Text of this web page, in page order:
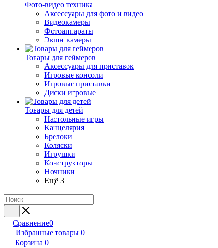
Фото-видео техника
Аксессуары для фото и видео
Видеокамеры
Фотоаппараты
Экшн-камеры
Товары для геймеров
Аксессуары для приставок
Игровые консоли
Игровые приставки
Диски игровые
Товары для детей
Настольные игры
Канцелярия
Брелоки
Коляски
Игрушки
Конструкторы
Ночники
Ещё 3
Сравнение0
Избранные товары 0
Корзина 0